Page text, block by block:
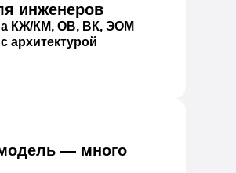
инженеров
КЖ/КМ, ОВ, ВК, ЭОМ
архитектурой
— много